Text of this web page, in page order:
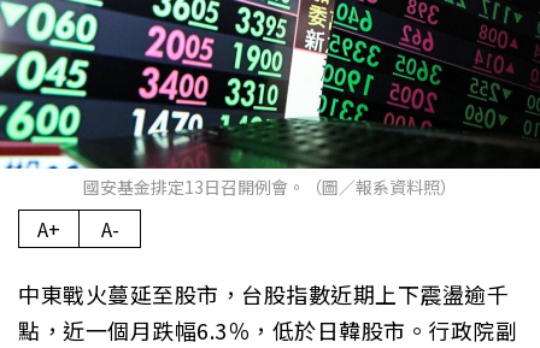
國安基金排定13日召開例會。（圖／報系資料照）
A+ A-
中東戰火蔓延至股市，台股指數近期上下震盪逾千
點，近一個月跌幅6.3％，低於日韓股市。行政院副